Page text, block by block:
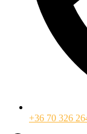
+36 70 326